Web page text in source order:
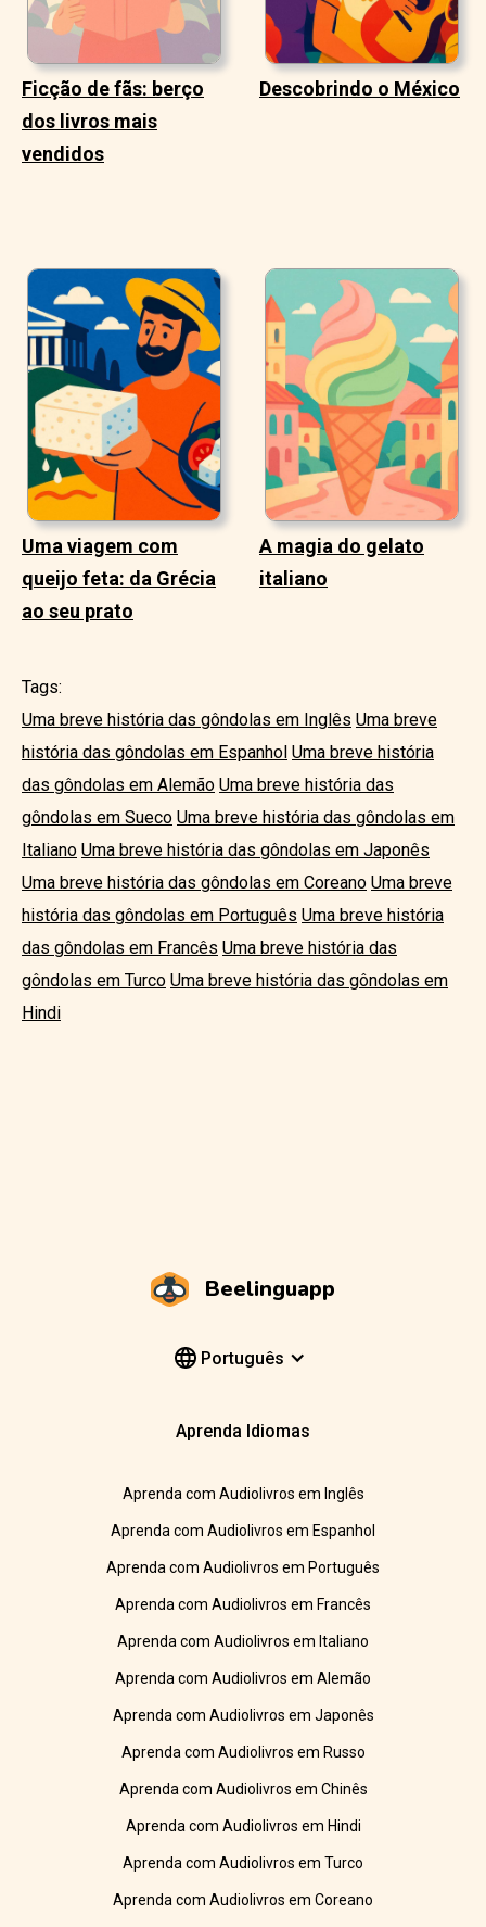
Ficção de fãs: berço
dos livros mais
vendidos
Descobrindo o México
Uma viagem com
queijo feta: da Grécia
ao seu prato
A magia do gelato
italiano
Tags:
Uma breve história das gôndolas em Inglês Uma breve
história das gôndolas em Espanhol Uma breve história
das gôndolas em Alemão Uma breve história das
gôndolas em Sueco Uma breve história das gôndolas em
Italiano Uma breve história das gôndolas em Japonês
Uma breve história das gôndolas em Coreano Uma breve
história das gôndolas em Português Uma breve história
das gôndolas em Francês Uma breve história das
gôndolas em Turco Uma breve história das gôndolas em
Hindi
Beelinguapp
Português
Aprenda Idiomas
Aprenda com Audiolivros em Inglês
Aprenda com Audiolivros em Espanhol
Aprenda com Audiolivros em Português
Aprenda com Audiolivros em Francês
Aprenda com Audiolivros em Italiano
Aprenda com Audiolivros em Alemão
Aprenda com Audiolivros em Japonês
Aprenda com Audiolivros em Russo
Aprenda com Audiolivros em Chinês
Aprenda com Audiolivros em Hindi
Aprenda com Audiolivros em Turco
Aprenda com Audiolivros em Coreano